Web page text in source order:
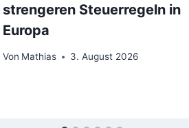
strengeren Steuerregeln in
Europa
Von Mathias 3. August 2026